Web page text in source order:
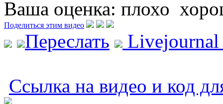
Ваша оценка: плохо
Поделиться этим видео
Переслать
Ссылка на видео и код